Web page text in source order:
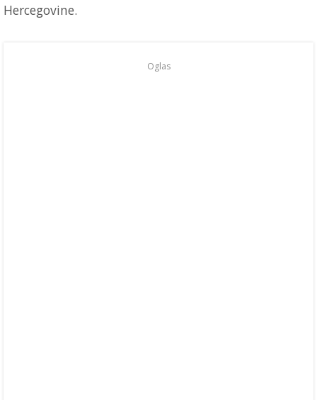
Hercegovine.
Oglas